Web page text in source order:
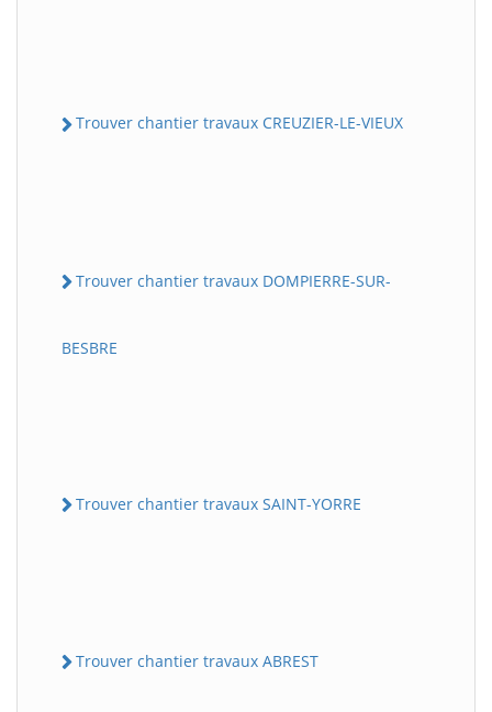
Trouver chantier travaux CREUZIER-LE-VIEUX
Trouver chantier travaux DOMPIERRE-SUR-
BESBRE
Trouver chantier travaux SAINT-YORRE
Trouver chantier travaux ABREST